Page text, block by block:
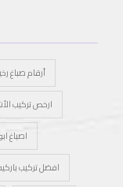
أرقام صباغ
ارخص تركيب
اصباغ
افضل تركيب